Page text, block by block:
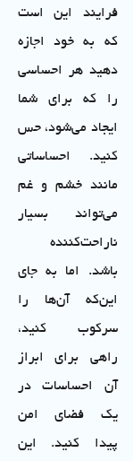
فرایند این است
که به خود اجازه
دهید هر احساسی
را که برای شما
ایجاد می‌شود، حس
کنید. احساساتی
مانند خشم و غم
می‌تواند بسیار
ناراحت‌کننده
باشد. اما به جای
این‌که آن‌ها را
سرکوب کنید،
راهی برای ابراز
آن احساسات در
یک فضای امن
پیدا کنید. این